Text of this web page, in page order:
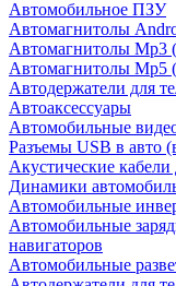
Автомобильное ПЗУ
Автомагнитолы
Автомагнитолы Mp3
Автомагнитолы Mp5
Автодержатели для
Автоаксессуары
Автомобильные
Разъемы USB в авто
Акустические
Динамики
Автомобильные
Автомобильные
навигаторов
Автомобильные